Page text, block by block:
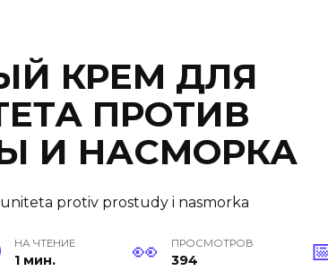
КРЕМ ДЛЯ
ПРОТИВ
И НАСМОРКА
НА ЧТЕНИЕ
1 мин.
ПРОСМОТРОВ
394